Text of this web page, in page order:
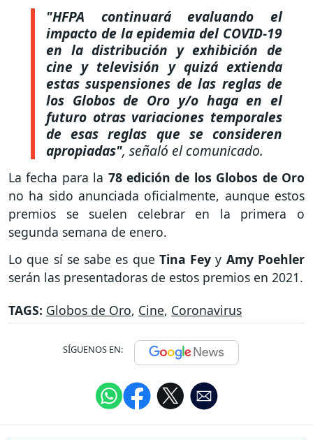
"HFPA continuará evaluando el
impacto de la epidemia del COVID-19
en la distribución y exhibición de
cine y televisión y quizá extienda
estas suspensiones de las reglas de
los Globos de Oro y/o haga en el
futuro otras variaciones temporales
de esas reglas que se consideren
apropiadas", señaló el comunicado.
La fecha para la 78 edición de los Globos de Oro
no ha sido anunciada oficialmente, aunque estos
premios se suelen celebrar en la primera o
segunda semana de enero.
Lo que sí se sabe es que Tina Feyy Amy Poehler
serán las presentadoras de estos premios en 2021.
TAGS: Globos de Oro, Cine, Coronavirus
SÍGUENOS EN: